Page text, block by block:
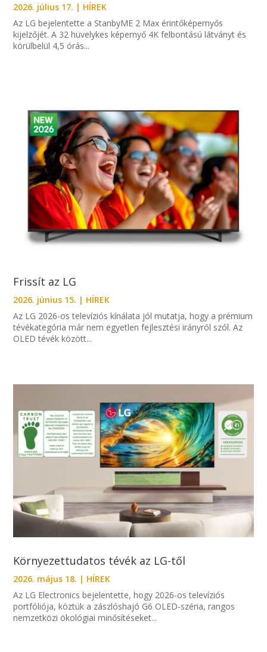
2026. július 17. | HÍREK
Az LG bejelentette a StanbyME 2 Max érintőképernyős
kijelzőjét. A 32 hüvelykes képernyő 4K felbontású látványt és
körülbelül 4,5 órás...
Frissít az LG
2026. június 15. | HÍREK
Az LG 2026-os televíziós kínálata jól mutatja, hogy a prémium
tévékategória már nem egyetlen fejlesztési irányról szól. Az
OLED tévék között...
Környezettudatos tévék az LG-től
2026. május 18. | HÍREK
Az LG Electronics bejelentette, hogy 2026-os televíziós
portfóliója, köztük a zászlóshajó G6 OLED-széria, rangos
nemzetközi ökológiai minősítéseket...